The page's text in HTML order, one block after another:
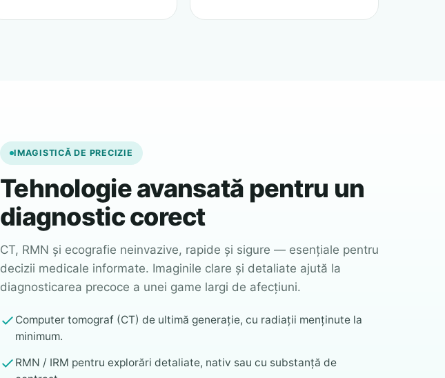
IMAGISTICĂ DE PRECIZIE
Tehnologie avansată pentru un
diagnostic corect
CT, RMN și ecografie neinvazive, rapide și sigure — esențiale pentru
decizii medicale informate. Imaginile clare și detaliate ajută la
diagnosticarea precoce a unei game largi de afecțiuni.
Computer tomograf (CT) de ultimă generație, cu radiații menținute la
minimum.
RMN / IRM pentru explorări detaliate, nativ sau cu substanță de